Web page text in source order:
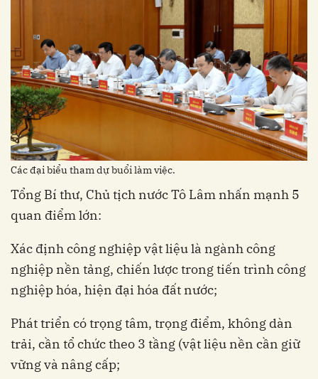
Các đại biểu tham dự buổi làm việc.
Tổng Bí thư, Chủ tịch nước Tô Lâm nhấn mạnh 5
quan điểm lớn:
Xác định công nghiệp vật liệu là ngành công
nghiệp nền tảng, chiến lược trong tiến trình công
nghiệp hóa, hiện đại hóa đất nước;
Phát triển có trọng tâm, trọng điểm, không dàn
trải, cần tổ chức theo 3 tầng (vật liệu nền cần giữ
vững và nâng cấp;